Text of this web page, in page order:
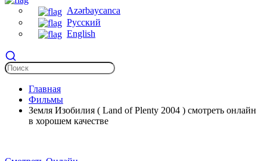
Azərbaycanca
Русский
English
Главная
Фильмы
Земля Изобилия ( Land of Plenty 2004 ) смотреть онлайн
в хорошем качестве